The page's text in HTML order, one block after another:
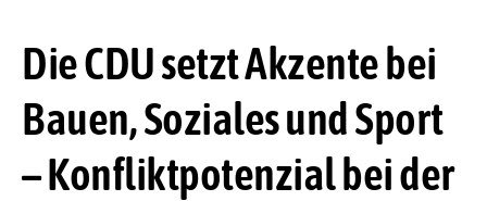
Die CDU setzt Akzente bei
Bauen, Soziales und Sport
– Konfliktpotenzial bei der